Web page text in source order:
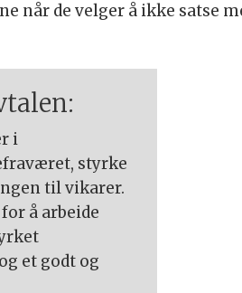
når de velger å ikke satse
i
styrke
til vikarer.
å arbeide
et godt og